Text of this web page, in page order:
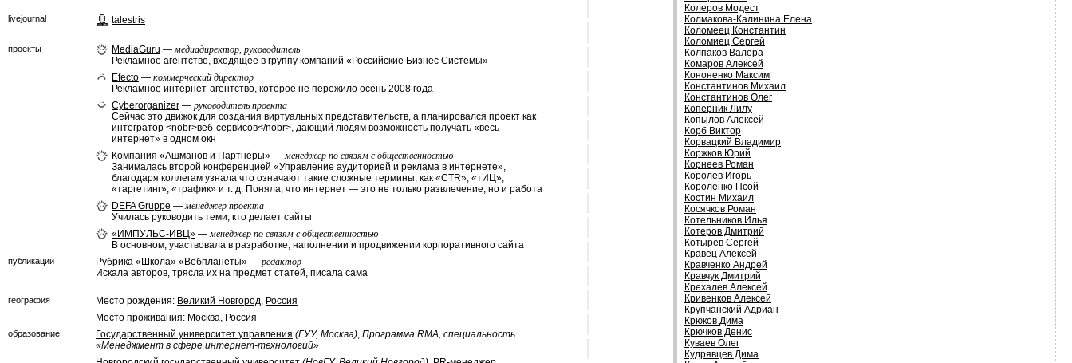
livejournal talestris
проекты MediaGuru —медиадиректор, руководитель
Рекламное агентство, входящее в группу компаний «Российские Бизнес Системы»
Efecto — коммерческий директор
Рекламное интернет-агентство, которое не пережило осень 2008 года
Cyberorganizer — руководитель проекта
Сейчас это движок для создания виртуальных представительств, а планировался проект как
интегратор <nobr>веб-сервисов</nobr>, дающий людям возможность получать «весь
интернет» в одном окн
Компания «Ашманов и Партнёры» —менеджер по связям с общественностью
Занималась второй конференцией «Управление аудиторией и реклама в интернете»,
благодаря коллегам узнала что означают такие сложные термины, как «CTR», «тИЦ»,
«таргетинг», «трафик» и т. д. Поняла, что интернет — это не только развлечение, но и работа
DEFA Gruppe —менеджер проекта
Училась руководить теми, кто делает сайты
«ИМПУЛЬС-ИВЦ» —менеджер по связям с общественностью
В основном, участвовала в разработке, наполнении и продвижении корпоративного сайта
публикации Рубрика «Школа» «Вебпланеты» — редактор
Искала авторов, трясла их на предмет статей, писала сама
география Место рождения: Великий Новгород, Россия
Место проживания: Москва, Россия
образование Государственный университет управления (ГУУ, Москва), Программа RMA, специальность
«Менеджмент в сфере интернет-технологий»
Колеров Модест
Колмакова-Калинина Елена
Коломеец Константин
Коломиец Сергей
Колпаков Валера
Комаров Алексей
Кононенко Максим
Константинов Михаил
Константинов Олег
Коперник Лилу
Копылов Алексей
Корб Виктор
Корвацкий Владимир
Коржков Юрий
Корнеев Роман
Королев Игорь
Короленко Псой
Костин Михаил
Косячков Роман
Котельников Илья
Котеров Дмитрий
Котырев Сергей
Кравец Алексей
Кравченко Андрей
Кравчук Дмитрий
Крехалев Алексей
Кривенков Алексей
Крупчанский Адриан
Крюков Дима
Крючков Денис
Куваев Олег
Кудрявцев Дима